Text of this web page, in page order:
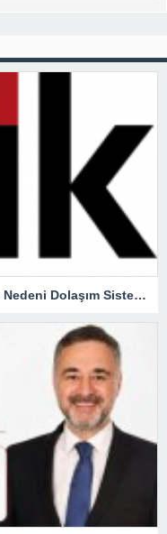
TÜİK: Kırklareli’nde En Büyük Ölüm Nedeni Dolaşım Sistemi Hastalıkları